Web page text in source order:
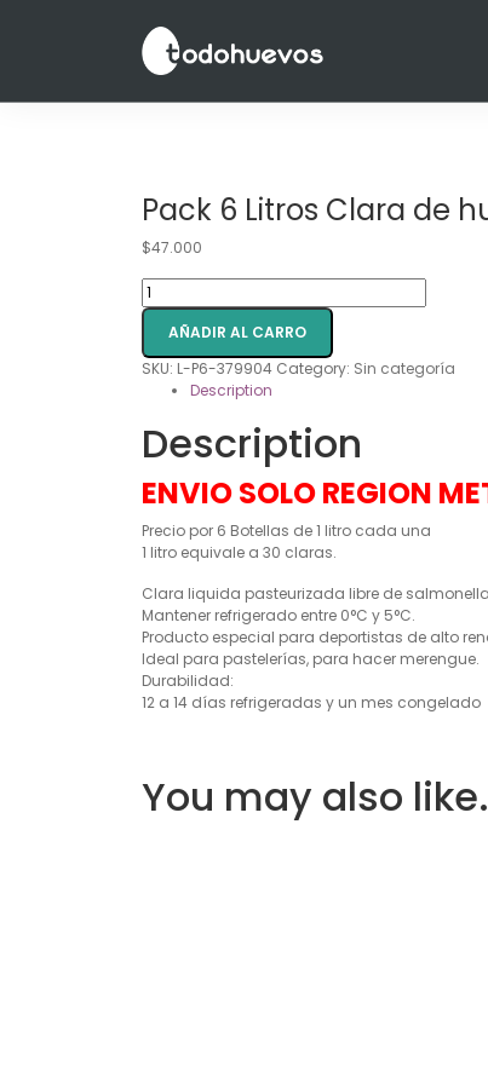
Pack 6 Litros Clara de
$47.000
Pack
6
Litros
Clara
de
huevo
quantity
AÑADIR AL CARRO
SKU: L-P6-379904 Category: Sin categoría
Description
Description
ENVIO SOLO REGION
Precio por 6 Botellas de 1 litro cada una
1 litro equivale a 30 claras.
Clara liquida pasteurizada libre de
Mantener refrigerado entre 0°C y 5°C.
Producto especial para deportistas de alto
Ideal para pastelerías, para hacer merengue.
Durabilidad:
12 a 14 días refrigeradas y un mes congelado
You may also